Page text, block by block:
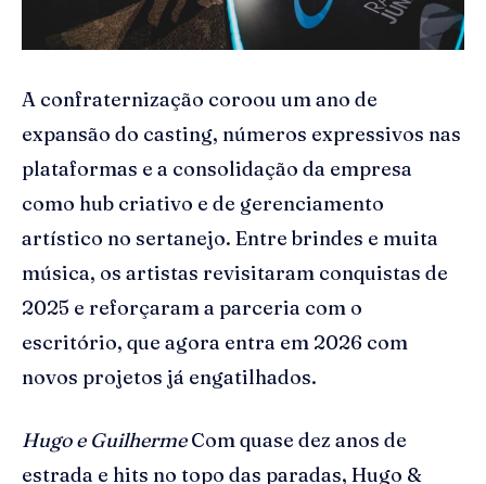
A confraternização coroou um ano de
expansão do casting, números expressivos nas
plataformas e a consolidação da empresa
como hub criativo e de gerenciamento
artístico no sertanejo. Entre brindes e muita
música, os artistas revisitaram conquistas de
2025 e reforçaram a parceria com o
escritório, que agora entra em 2026 com
novos projetos já engatilhados.
Hugo e GuilhermeCom quase dez anos de
estrada e hits no topo das paradas, Hugo &